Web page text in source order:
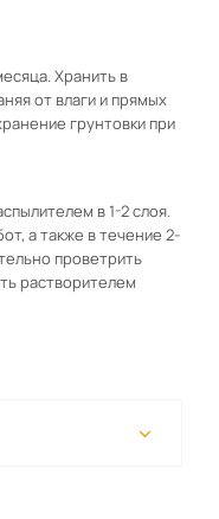
Хранить в
от влаги и прямых
грунтовки при
в 1-2 слоя.
а также в течение 2-
проветрить
растворителем